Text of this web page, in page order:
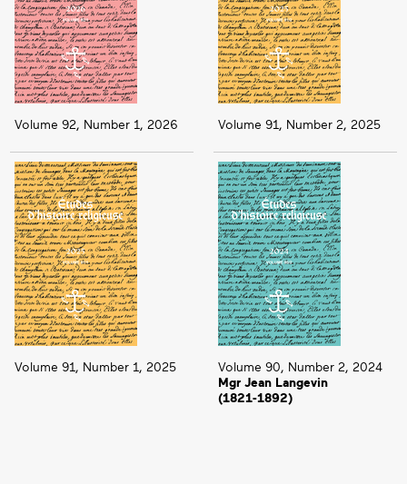
Volume 92, Number 1, 2026 Volume 91, Number 2, 2025
Volume 91, Number 1, 2025
Volume 90, Number 2, 2024
Mgr Jean Langevin
(1821‑1892)